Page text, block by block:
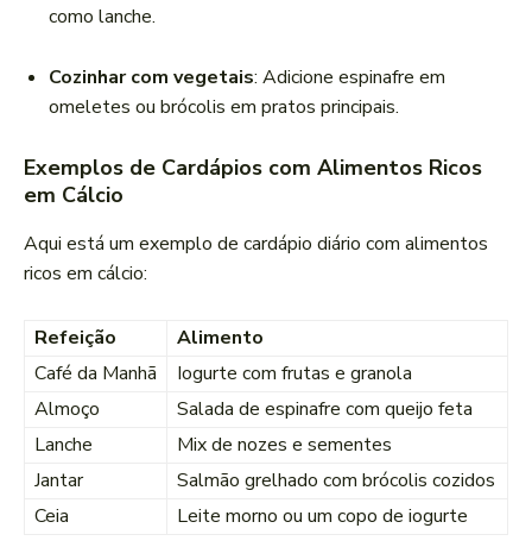
como lanche.
Cozinhar com vegetais: Adicione espinafre em
omeletes ou brócolis em pratos principais.
Exemplos de Cardápios com Alimentos Ricos
em Cálcio
Aqui está um exemplo de cardápio diário com alimentos
ricos em cálcio:
Refeição
Alimento
Café da Manhã
Iogurte com frutas e granola
Almoço
Salada de espinafre com queijo feta
Lanche
Mix de nozes e sementes
Jantar
Salmão grelhado com brócolis cozidos
Ceia
Leite morno ou um copo de iogurte